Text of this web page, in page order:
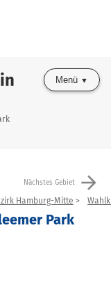
Menü
Nächstes Gebiet arrow_forward
Hamburg-Mitte
Park